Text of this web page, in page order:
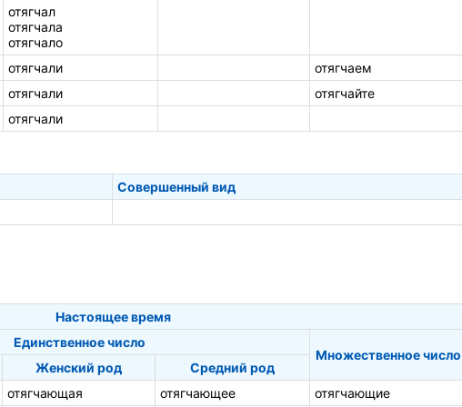
отягчал
отягчала
отягчало
отягчали
отягчаем
отягчали
отягчайте
отягчали
Совершенный вид
Настоящее время
Единственное число
Множественное число
Женский род
Средний род
отягчающая отягчающее отягчающие